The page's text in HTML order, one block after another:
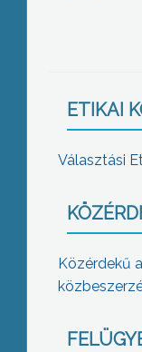
ETIKAI
Választási
Közérdekű